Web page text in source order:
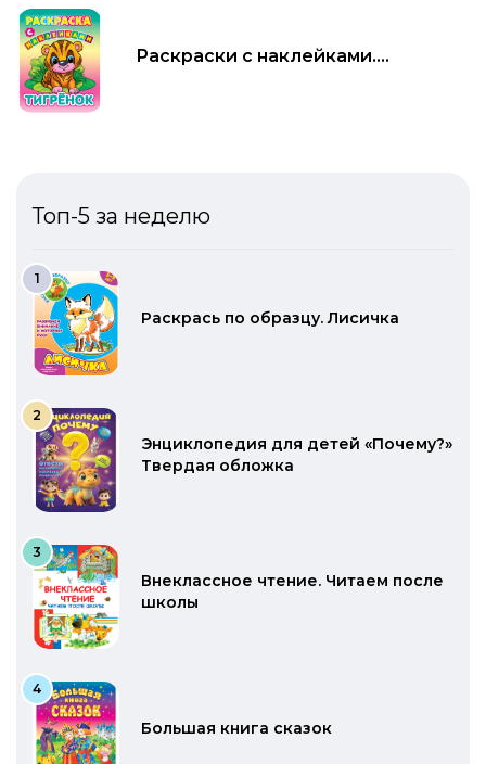
Топ-5 за неделю
Раскрась по образцу. Лисичка
Энциклопедия для детей «Почему?»
Твердая обложка
Внеклассное чтение. Читаем после
школы
Большая книга сказок
Раскраски с наклейками.